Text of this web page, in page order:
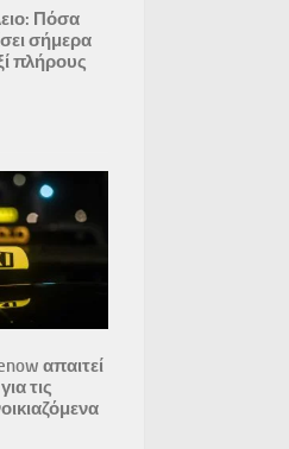
Πόσα
σήμερα
πλήρους
απαιτεί
τις